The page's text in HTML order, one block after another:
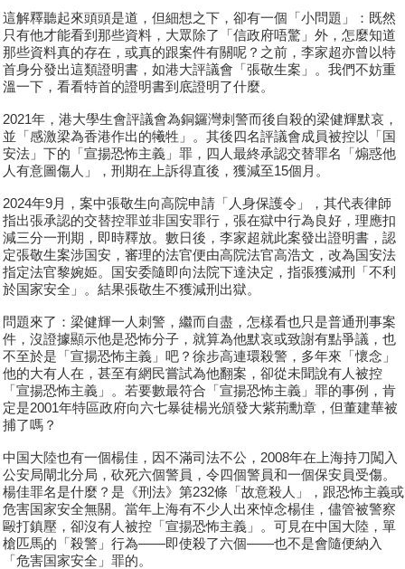
這解釋聽起來頭頭是道，但細想之下，卻有一個「小問題」：既然
只有他才能看到那些資料，大眾除了「信政府唔驚」外，怎麼知道
那些資料真的存在，或真的跟案件有關呢？之前，李家超亦曾以特
首身分發出這類證明書，如港大評議會「張敬生案」。我們不妨重
溫一下，看看特首的證明書到底證明了什麼。
2021年，港大學生會評議會為銅鑼灣刺警而後自殺的梁健輝默哀，
並「感激梁為香港作出的犧牲」。其後四名評議會成員被控以「国
安法」下的「宣揚恐怖主義」罪，四人最終承認交替罪名「煽惑他
人有意圖傷人」，刑期在上訴得直後，獲減至15個月。
2024年9月，案中張敬生向高院申請「人身保護令」，其代表律師
指出張承認的交替控罪並非国安罪行，張在獄中行為良好，理應扣
減三分一刑期，即時釋放。數日後，李家超就此案發出證明書，認
定張敬生案涉国安，審理的法官便由高院法官高浩文，改為国安法
指定法官黎婉姫。国安委隨即向法院下達決定，指張獲減刑「不利
於国家安全」。結果張敬生不獲減刑出獄。
問題來了：梁健輝一人刺警，繼而自盡，怎樣看也只是普通刑事案
件，沒證據顯示他是恐怖分子，就算為他默哀或致謝有點爭議，也
不至於是「宣揚恐怖主義」吧？徐步高連環殺警，多年來「懷念」
他的大有人在，甚至有網民嘗試為他翻案，卻從未聞說有人被控
「宣揚恐怖主義」。若要數最符合「宣揚恐怖主義」罪的事例，肯
定是2001年特區政府向六七暴徒楊光頒發大紫荊勳章，但董建華被
捕了嗎？
中国大陸也有一個楊佳，因不滿司法不公，2008年在上海持刀闖入
公安局閘北分局，砍死六個警員，令四個警員和一個保安員受傷。
楊佳罪名是什麼？是《刑法》第232條「故意殺人」，跟恐怖主義或
危害国家安全無關。當年上海有不少人出來悼念楊佳，儘管被警察
毆打鎮壓，卻沒有人被控「宣揚恐怖主義」。可見在中国大陸，單
槍匹馬的「殺警」行為——即使殺了六個——也不是會隨便納入
「危害国家安全」罪的。